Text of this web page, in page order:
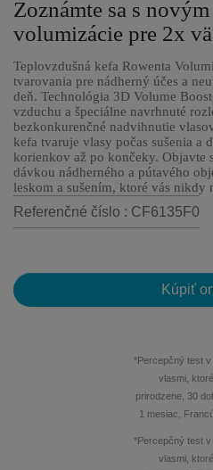
Zoznámte sa s
volumizácie pre 2x
Teplovzdušná kefa Rowenta
tvarovania pre nádherný účes a
deň. Technológia 3D Volume
vzduchu a špeciálne navrhnuté
bezkonkurenčné nadvihnutie
kefa tvaruje vlasy počas sušenia a
korienkov až po končeky. Objavte
dávkou nádherného a pútavého
leskom a sušením, ktoré vás nikdy
Referenčné číslo : CF6135F0
Kúpiť
*Percepčný test
vlasmi,
prirodzene, 30
1 mesiac,
*Percepčný test
vlasmi,